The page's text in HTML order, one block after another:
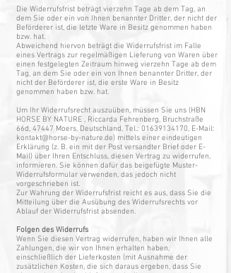
Die Widerrufsfrist beträgt vierzehn Tage ab dem Tag, an
dem Sie oder ein von Ihnen benannter Dritter, der nicht der
Beförderer ist, die letzte Ware in Besitz genommen haben
bzw. hat.
Abweichend hiervon beträgt die Widerrufsfrist im Falle
eines Vertrags zur regelmäßigen Lieferung von Waren über
einen festgelegten Zeitraum hinweg vierzehn Tage ab dem
Tag, an dem Sie oder ein von Ihnen benannter Dritter, der
nicht der Beförderer ist, die erste Ware in Besitz
genommen haben bzw. hat.
Um Ihr Widerrufsrecht auszuüben, müssen Sie uns (HBN
HORSE BY NATURE , Riccarda Fehrenberg, Bruchstraße
66d, 47447 Moers, Deutschland, Tel.: 01639134170, E-Mail:
kontakt@horse-by-nature.de) mittels einer eindeutigen
Erklärung (z. B. ein mit der Post versandter Brief oder E-
Mail) über Ihren Entschluss, diesen Vertrag zu widerrufen,
informieren. Sie können dafür das beigefügte Muster-
Widerrufsformular verwenden, das jedoch nicht
vorgeschrieben ist.
Zur Wahrung der Widerrufsfrist reicht es aus, dass Sie die
Mitteilung über die Ausübung des Widerrufsrechts vor
Ablauf der Widerrufsfrist absenden.
Folgen des Widerrufs
Wenn Sie diesen Vertrag widerrufen, haben wir Ihnen alle
Zahlungen, die wir von Ihnen erhalten haben,
einschließlich der Lieferkosten (mit Ausnahme der
zusätzlichen Kosten, die sich daraus ergeben, dass Sie